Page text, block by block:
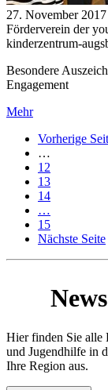
27. November 2017
Förderverein der
kinderzentrum-
Besondere
Engagement
Mehr
Vorherige
…
12
13
14
…
15
Nächste Seite
Hier finden Sie alle
und Jugendhilfe in
Ihre Region aus.